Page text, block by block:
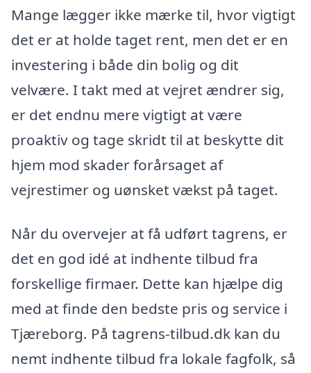
Mange lægger ikke mærke til, hvor vigtigt
det er at holde taget rent, men det er en
investering i både din bolig og dit
velvære. I takt med at vejret ændrer sig,
er det endnu mere vigtigt at være
proaktiv og tage skridt til at beskytte dit
hjem mod skader forårsaget af
vejrestimer og uønsket vækst på taget.
Når du overvejer at få udført tagrens, er
det en god idé at indhente tilbud fra
forskellige firmaer. Dette kan hjælpe dig
med at finde den bedste pris og service i
Tjæreborg. På tagrens-tilbud.dk kan du
nemt indhente tilbud fra lokale fagfolk, så